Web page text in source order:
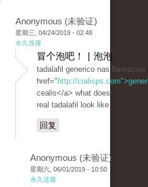
Anonymous (未验证)
星期三, 04/24/2019 - 02:48
永久连接
冒个泡吧！ | 泡泡
tadalafil generico nas farmacias
href=" http://
cealis</a> what does
real tadalafil look like
回复
Anonymous (未验证)
星期六, 06/01/2019 - 10:50
永久连接